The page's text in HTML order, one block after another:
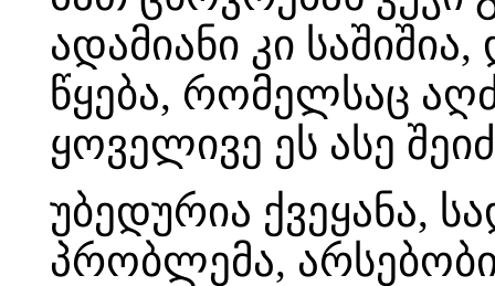
ადამიანი კი
წყება, რომელსაც
ყოველივე ეს ასე
უბედურია ქვეყანა,
პრობლემა,